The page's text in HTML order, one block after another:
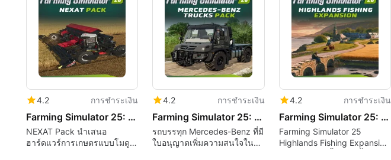
4.2 การชำระเงิน
Farming Simulator 25: NEXAT Pack
NEXAT Pack นำเสนอ
ฮาร์ดแวร์การเกษตรแบบโมดู
4.2 การชำระเงิน
Farming Simulator 25: Mercedes-Benz Trucks Pack
รถบรรทุก Mercedes-Benz ที่มี
ใบอนุญาตเพิ่มความสนใจใน
4.2 การชำระเงิน
Farming Simulator 25: Highlands Fishing Expansion
Farming Simulator 25
Highlands Fishing Expansion